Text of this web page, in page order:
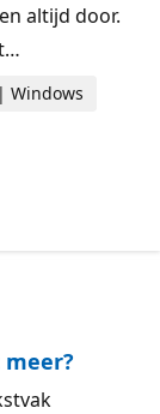
altijd door.
Windows